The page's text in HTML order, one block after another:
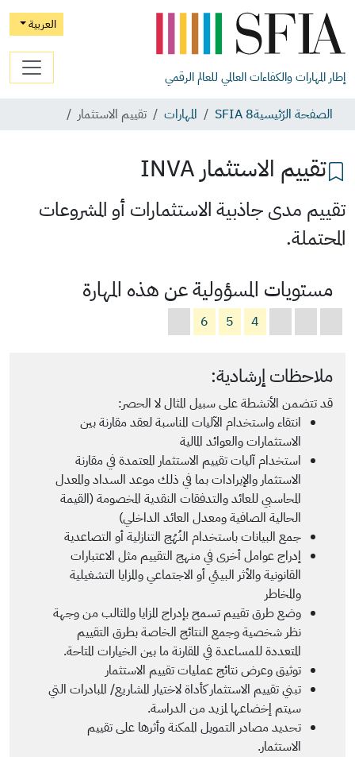
العربية
إطار المهارات والكفاءات العالمي للعالم الرقمي
الصفحة الرّئيسيةSFIA 8 المهارات تقييم الاستثمار
تقييم الاستثمار INVA
تقييم مدى جاذبية الاستثمارات أو المشروعات
المحتملة.
مستويات المسؤولية عن هذه المهارة
4
5
6
ملاحظات إرشادية:
قد تتضمن الأنشطة على سبيل المثال لا الحصر:
انتقاء واستخدام الآليات المناسبة لعقد مقارنة بين
الاستثمارات والعوائد المالية
استخدام آليات تقييم الاستثمار المعتمدة في مقارنة
الاستثمار والإيرادات بما في ذلك موعد السداد والمعدل
المحاسبي للعائد والتدفقات النقدية المخصومة (القيمة
الحالية الصافية ومعدل العائد الداخلي)
جمع البيانات باستخدام النُهُج التنازلية أو التصاعدية
إدراج عوامل أخرى في منهج التقييم مثل الاعتبارات
القانونية والأثر البيئي أو الاجتماعي والمزايا التشغيلية
والمخاطر
وضع طرق تقييم تسمح بإدراج المزايا والمثالب من وجهة
نظر شخصية وجمع النتائج الخاصة بطرق التقييم
المتعددة للمساعدة في المقارنة ما بين الخيارات المتاحة.
توثيق وعرض نتائج عمليات تقييم الاستثمار
تبني تقييم الاستثمار كأداة لاختيار المشاريع/ المبادرات التي
سيتم إخضاعها لمزيد من الدراسة.
تحديد مصادر التمويل الممكنة وأثرها على تقييم
الاستثمار.